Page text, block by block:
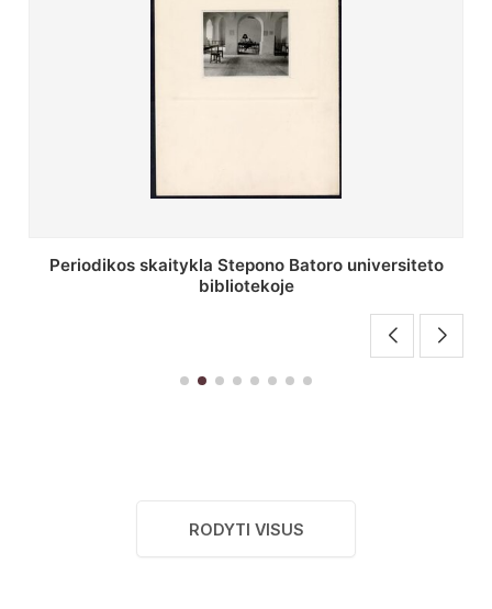
Stepono Batoro universiteto bibliotekos antrojo
aukšto fojė
RODYTI VISUS